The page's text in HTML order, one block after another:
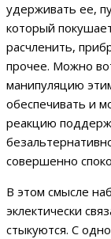
удерживать ее,
который
расчленить,
прочее. Можно
манипуляцию
обеспечивать и
реакцию
совершенно
В этом смысле
эклектически
стыкуются. С